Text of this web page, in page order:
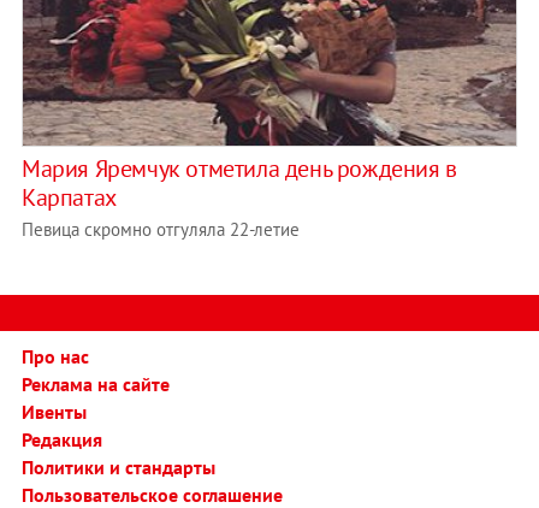
Мария Яремчук отметила день рождения в
Карпатах
Певица скромно отгуляла 22-летие
Про нас
Реклама на сайте
Ивенты
Редакция
Политики и стандарты
Пользовательское соглашение